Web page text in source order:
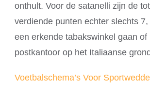
onthult. Voor de satanelli zijn de
verdiende punten echter slechts
een erkende tabakswinkel gaan of
postkantoor op het Italiaanse
Voetbalschema’s Voor